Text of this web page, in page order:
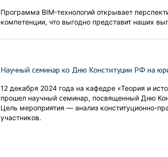
Программа BIM-технологий открывает
компетенции, что выгодно представит наших
Научный семинар ко Дню Конституции РФ на
12 декабря 2024 года на кафедре «Теория и
прошел научный семинар, посвященный Дню
Цель мероприятия — анализ конституционно-
участников.